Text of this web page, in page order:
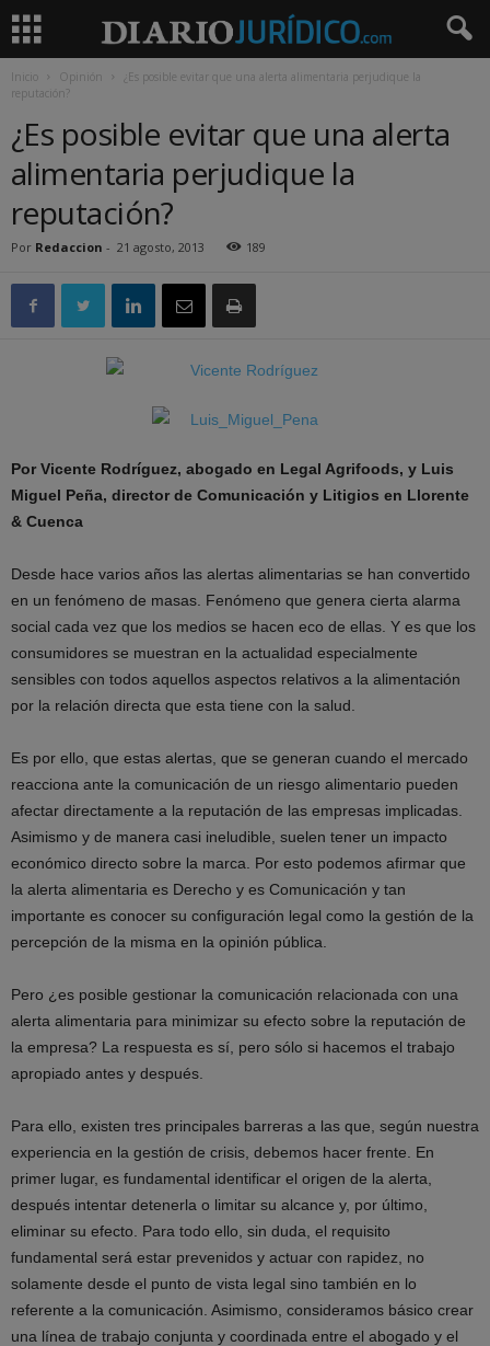
Inicio Opinión
¿Es posible evitar que una alerta alimentaria perjudique la
reputación?
¿Es posible evitar que una alerta
alimentaria perjudique la
reputación?
Por Redaccion - 21 agosto, 2013 189
Por Vicente Rodríguez, abogado en Legal Agrifoods, y Luis
Miguel Peña, director de Comunicación y Litigios en Llorente
& Cuenca
Desde hace varios años las alertas alimentarias se han convertido
en un fenómeno de masas. Fenómeno que genera cierta alarma
social cada vez que los medios se hacen eco de ellas. Y es que los
consumidores se muestran en la actualidad especialmente
sensibles con todos aquellos aspectos relativos a la alimentación
por la relación directa que esta tiene con la salud.
Es por ello, que estas alertas, que se generan cuando el mercado
reacciona ante la comunicación de un riesgo alimentario pueden
afectar directamente a la reputación de las empresas implicadas.
Asimismo y de manera casi ineludible, suelen tener un impacto
económico directo sobre la marca. Por esto podemos afirmar que
la alerta alimentaria es Derecho y es Comunicación y tan
importante es conocer su configuración legal como la gestión de la
percepción de la misma en la opinión pública.
Pero ¿es posible gestionar la comunicación relacionada con una
alerta alimentaria para minimizar su efecto sobre la reputación de
la empresa? La respuesta es sí, pero sólo si hacemos el trabajo
apropiado antes y después.
Para ello, existen tres principales barreras a las que, según nuestra
experiencia en la gestión de crisis, debemos hacer frente. En
primer lugar, es fundamental identificar el origen de la alerta,
después intentar detenerla o limitar su alcance y, por último,
eliminar su efecto. Para todo ello, sin duda, el requisito
fundamental será estar prevenidos y actuar con rapidez, no
solamente desde el punto de vista legal sino también en lo
referente a la comunicación. Asimismo, consideramos básico crear
una línea de trabajo conjunta y coordinada entre el abogado y el